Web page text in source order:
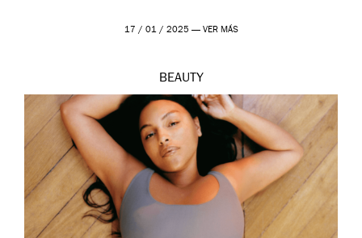
17 / 01 / 2025 — VER MÁS
BEAUTY